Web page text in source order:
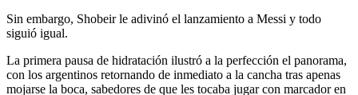
Sin embargo, Shobeir le adivinó el lanzamiento a Messi y todo
siguió igual.
La primera pausa de hidratación ilustró a la perfección el panorama,
con los argentinos retornando de inmediato a la cancha tras apenas
mojarse la boca, sabedores de que les tocaba jugar con marcador en